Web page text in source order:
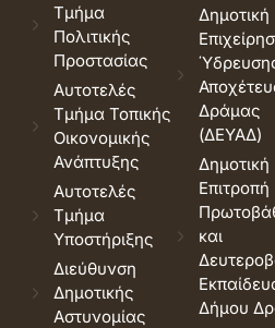
Τμήμα
Πολιτικής
Προστασίας
Αυτοτελές
Τμήμα Τοπικής
Οικονομικής
Ανάπτυξης
Αυτοτελές
Τμήμα
Υποστήριξης
Διεύθυνση
Δημοτικής
Αστυνομίας
Δημοτική
Δράμας
(ΔΕΥΑΔ)
Δημοτική
Επιτροπή
και
Δήμου